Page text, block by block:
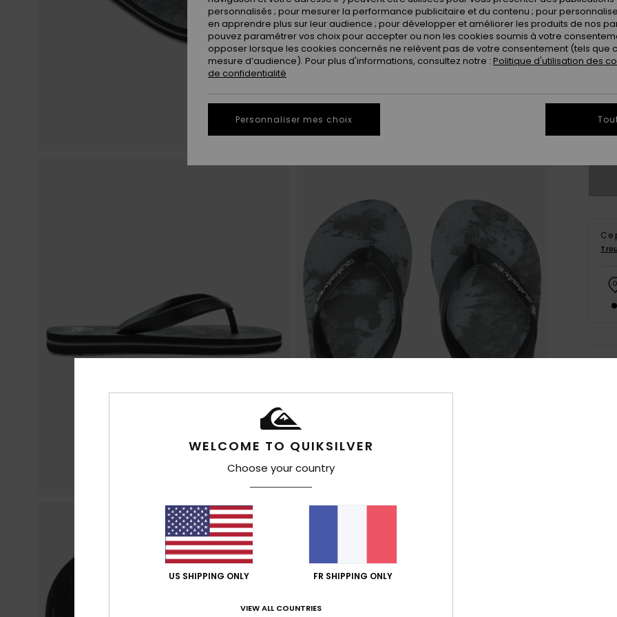
34
Ce
WELCOME TO QUIKSILVER
Choose your country
US SHIPPING ONLY FR SHIPPING ONLY
VIEW ALL COUNTRIES
personnalisés ; pour mesurer la performance publicitaire et du contenu ; pour
en apprendre plus sur leur audience ; pour développer et améliorer les produits de nos
pouvez paramétrer vos choix pour accepter ou non les cookies soumis à votre
opposer lorsque les cookies concernés ne relèvent pas de votre consentement (tels que
mesure d’audience). Pour plus d'informations, consultez notre : Politique d'utilisation des
de confidentialité
Personnaliser mes choix